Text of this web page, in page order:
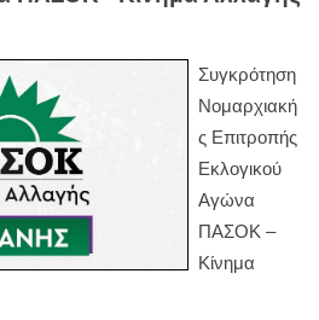
Συγκρότηση
Νομαρχιακή
ς Επιτροπής
Εκλογικού
Αγώνα
ΠΑΣΟΚ –
Κίνημα